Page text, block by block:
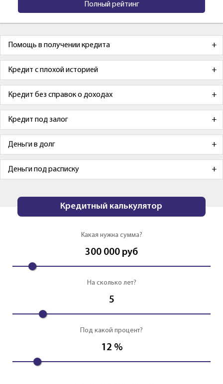
Полный рейтинг
Помощь в получении кредита
Кредит с плохой историей
Кредит без справок о доходах
Кредит под залог
Деньги в долг
Деньги под расписку
Кредитный калькулятор
Какая нужна сумма?
300 000 руб
На сколько лет?
5
Под какой процент?
12 %